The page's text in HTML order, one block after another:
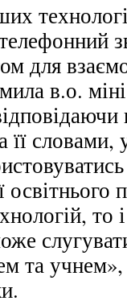
для
в.о.
її словами,
то
та